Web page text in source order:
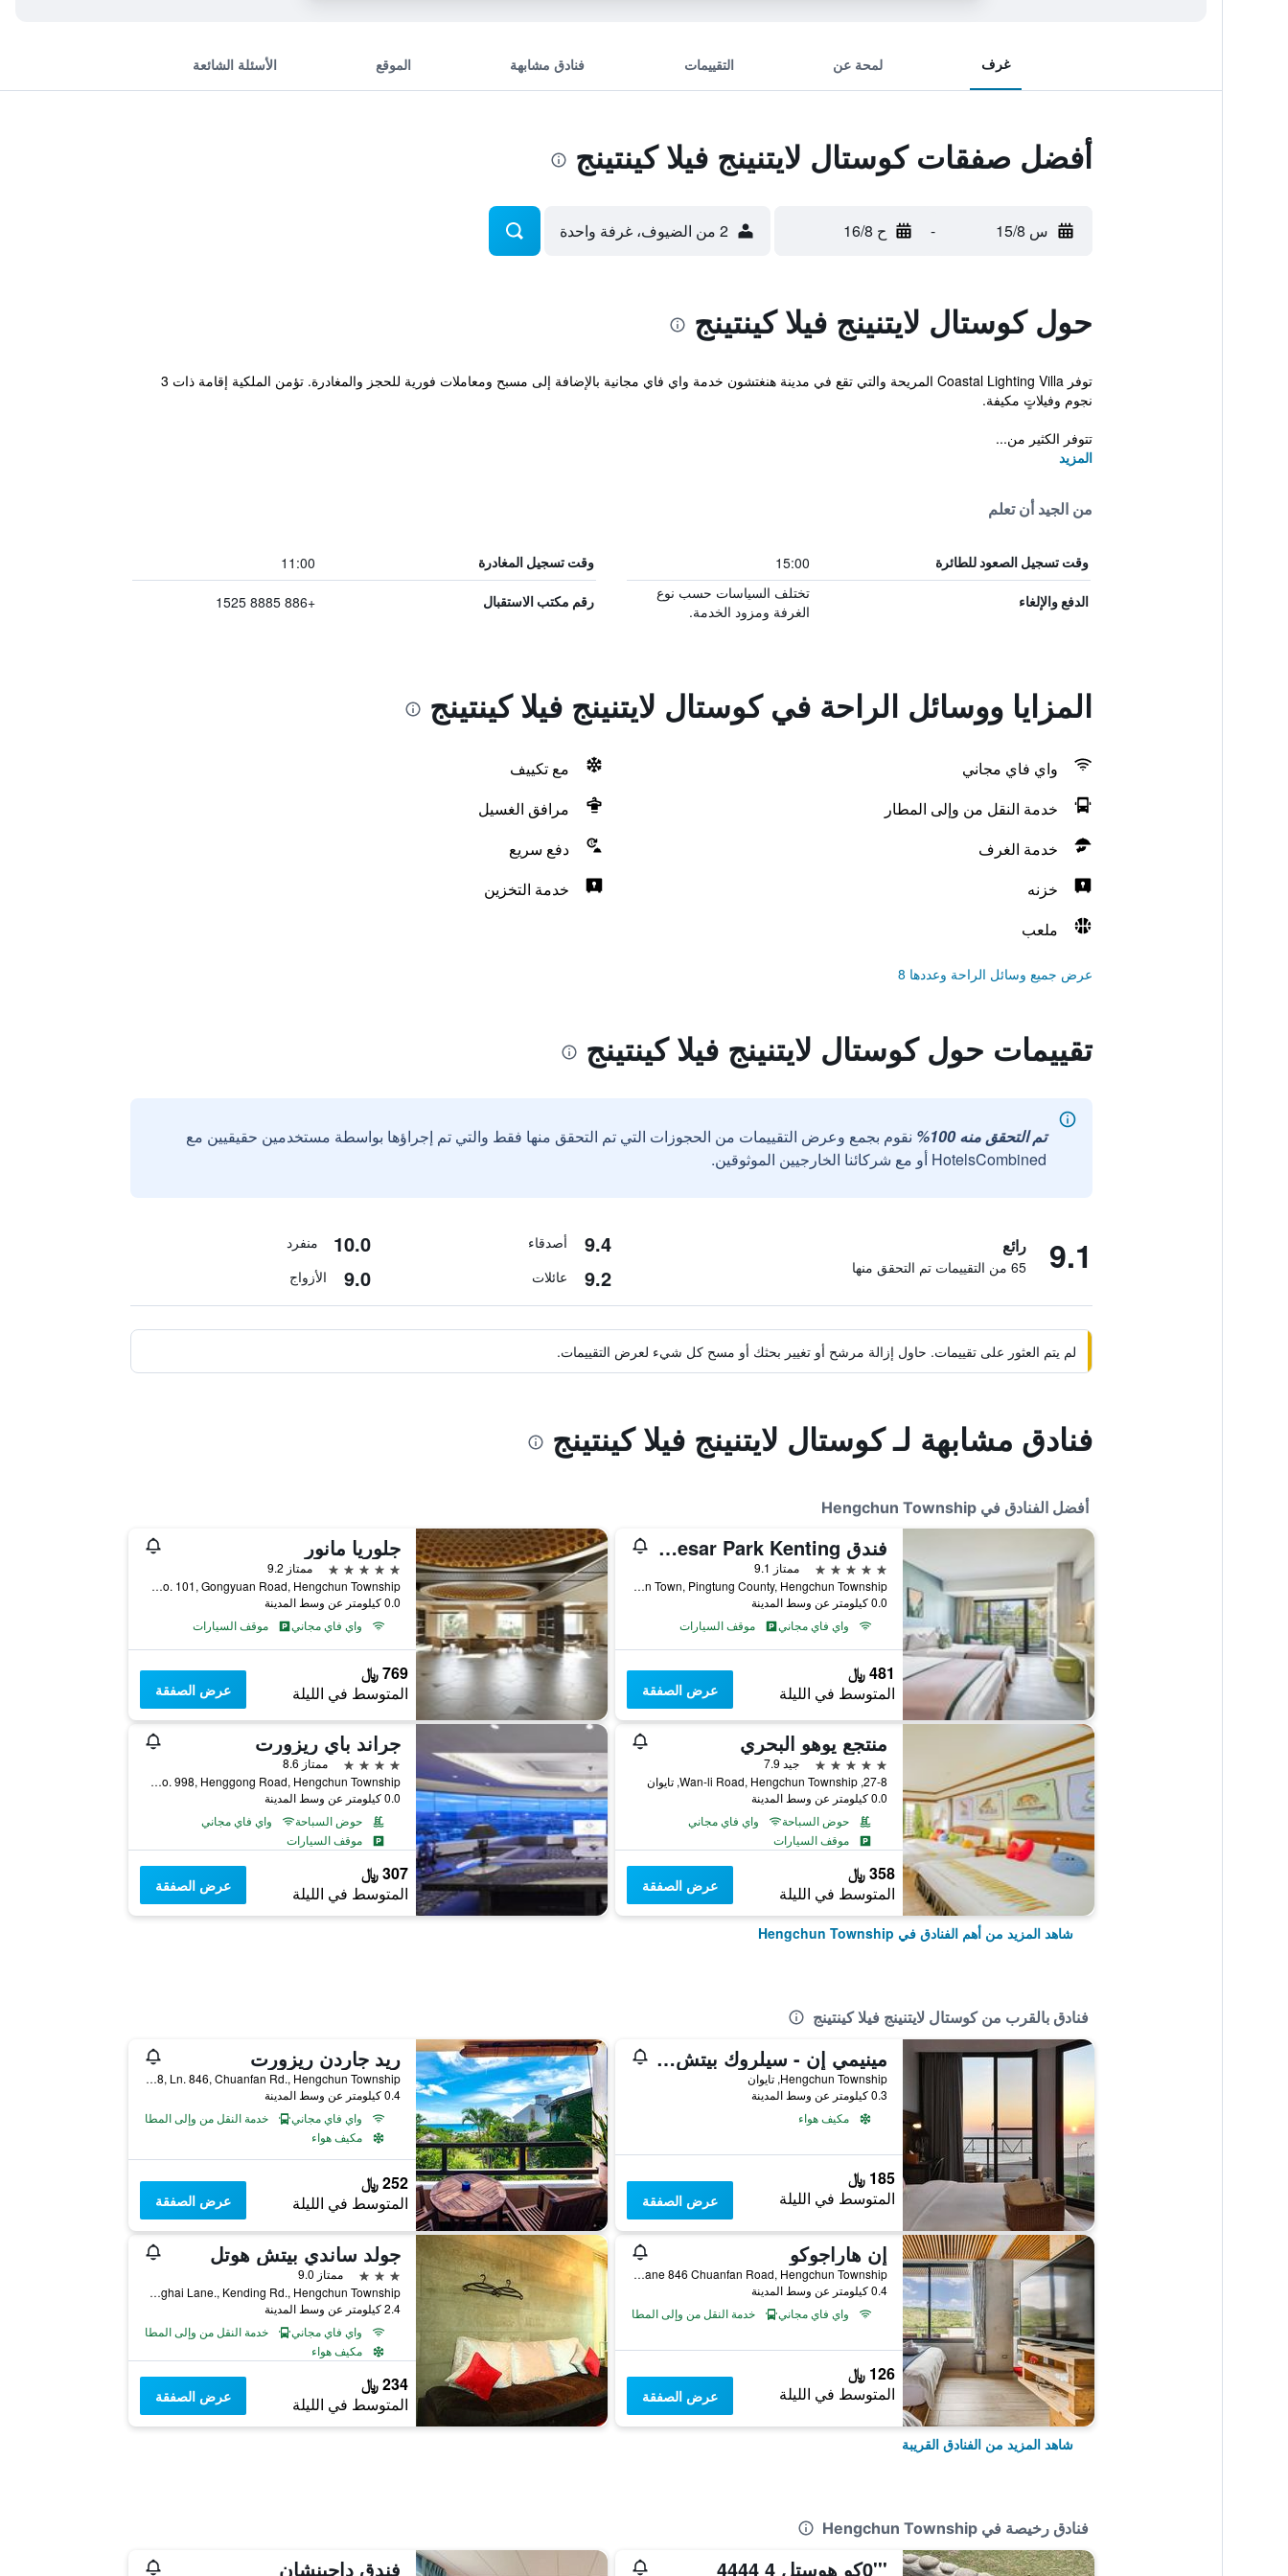
غرف لمحة عن التقييمات فنادق مشابهة الموقع الأسئلة الشائعة
أفضل صفقات كوستال لايتنينج فيلا كينتينج
س 15/8 - ح 16/8 2 من الضيوف، غرفة واحدة
حول كوستال لايتنينج فيلا كينتينج
توفر Coastal Lighting Villa المريحة والتي تقع في مدينة هنغتشون خدمة واي فاي مجانية بالإضافة إلى مسبح ومعاملات فورية للحجز والمغادرة. تؤمن الملكية إقامة ذات 3
نجوم وفيلاتٍ مكيفة.
تتوفر الكثير من...
المزيد
من الجيد أن تعلم
وقت تسجيل الصعود للطائرة 15:00 وقت تسجيل المغادرة 11:00
الدفع والإلغاء
تختلف السياسات حسب نوع
الغرفة ومزود الخدمة.
رقم مكتب الاستقبال +886 8885 1525
المزايا ووسائل الراحة في كوستال لايتنينج فيلا كينتينج
واي فاي مجاني
مع تكييف
خدمة النقل من وإلى المطار
مرافق الغسيل
خدمة الغرف
دفع سريع
خزنه
خدمة التخزين
ملعب
عرض جميع وسائل الراحة وعددها 8
تقييمات حول كوستال لايتنينج فيلا كينتينج
تم التحقق منه 100%
نقوم بجمع وعرض التقييمات من الحجوزات التي تم التحقق منها فقط والتي تم إجراؤها بواسطة مستخدمين حقيقيين مع
HotelsCombined أو مع شركائنا الخارجيين الموثوقين.
9.1 رائع
65 من التقييمات تم التحقق منها
9.4 أصدقاء 10.0 منفرد
9.2 عائلات 9.0 الأزواج
لم يتم العثور على تقييمات. حاول إزالة مرشح أو تغيير بحثك أو مسح كل شيء لعرض التقييمات.
فنادق مشابهة لـ كوستال لايتنينج فيلا كينتينج
أفضل الفنادق في Hengchun Township
فندق Caesar Park Kenting
5 نجوم
ممتاز 9.1
No. 6 Kenting Road, Hengchun Town, Pingtung County, Hengchun Township, تايوان
0.0 كيلومتر عن وسط المدينة
واي فاي مجاني
موقف السيارات
481 ﷼
المتوسط في الليلة عرض الصفقة
جلوريا مانور
5 نجوم
ممتاز 9.2
No. 101, Gongyuan Road, Hengchun Township, تايوان
0.0 كيلومتر عن وسط المدينة
واي فاي مجاني
موقف السيارات
769 ﷼
المتوسط في الليلة عرض الصفقة
منتجع يوهو البحري
5 نجوم
جيد 7.9
27-8, Wan-li Road, Hengchun Township, تايوان
0.0 كيلومتر عن وسط المدينة
حوض السباحة
واي فاي مجاني
موقف السيارات
358 ﷼
المتوسط في الليلة عرض الصفقة
جراند باي ريزورت
4 نجوم
ممتاز 8.6
No. 998, Henggong Road, Hengchun Township, تايوان
0.0 كيلومتر عن وسط المدينة
حوض السباحة
واي فاي مجاني
موقف السيارات
307 ﷼
المتوسط في الليلة عرض الصفقة
شاهد المزيد من أهم الفنادق في Hengchun Township
فنادق بالقرب من كوستال لايتنينج فيلا كينتينج
مينيمي إن - سيلروك بيتش هاوس
Hengchun Township, تايوان
0.3 كيلومتر عن وسط المدينة
مكيف هواء
185 ﷼
المتوسط في الليلة عرض الصفقة
ريد جاردن ريزورت
No.18, Ln. 846, Chuanfan Rd., Hengchun Township, تايوان
0.4 كيلومتر عن وسط المدينة
واي فاي مجاني
خدمة النقل من وإلى المطار
مكيف هواء
252 ﷼
المتوسط في الليلة عرض الصفقة
إن هاراجوكو
No. 63 Lane 846 Chuanfan Road, Hengchun Township, تايوان
0.4 كيلومتر عن وسط المدينة
واي فاي مجاني
خدمة النقل من وإلى المطار
126 ﷼
المتوسط في الليلة عرض الصفقة
جولد ساندي بيتش هوتل
3 نجوم
ممتاز 9.0
No.33-5, Tonghai Lane., Kending Rd., Hengchun Township, تايوان
2.4 كيلومتر عن وسط المدينة
واي فاي مجاني
خدمة النقل من وإلى المطار
مكيف هواء
234 ﷼
المتوسط في الليلة عرض الصفقة
شاهد المزيد من الفنادق القريبة
فنادق رخيصة في Hengchun Township
'''0كو هوستل 4 4444 فندق داجينشان